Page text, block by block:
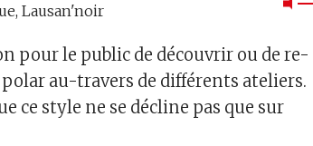
Lausan'noir
pour le public de découvrir ou de re-
au-travers de différents ateliers.
ce style ne se décline pas que sur